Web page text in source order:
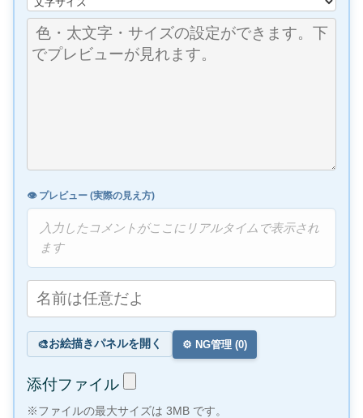
👁️ プレビュー (実際の見え方)
入力したコメントがここにリアルタイムで表示され
ます
🎨お絵描きパネルを開く ⚙️ NG管理 (0)
添付ファイル
※ファイルの最大サイズは 3MB です。